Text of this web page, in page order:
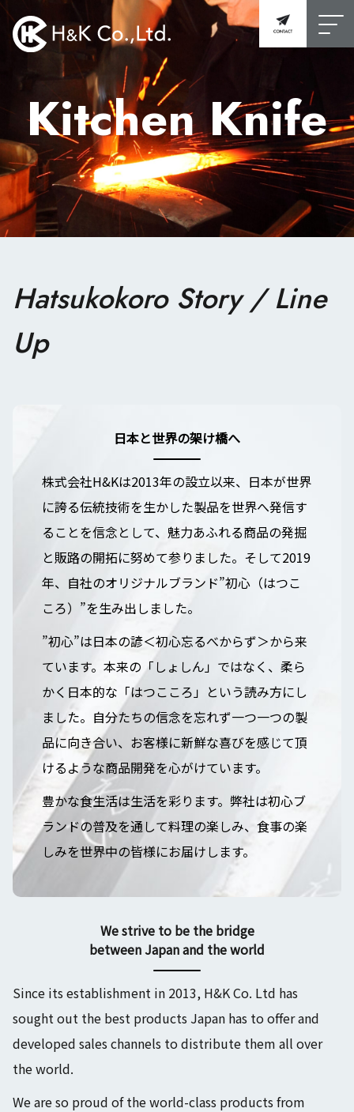
Kitchen Knife
Hatsukokoro Story / Line
Up
日本と世界の架け橋へ
株式会社H&Kは2013年の設立以来、日本が世界
に誇る伝統技術を生かした製品を世界へ発信す
ることを信念として、魅力あふれる商品の発掘
と販路の開拓に努めて参りました。そして2019
年、自社のオリジナルブランド”初心（はつこ
ころ）”を生み出しました。
”初心”は日本の諺＜初心忘るべからず＞から来
ています。本来の「しょしん」ではなく、柔ら
かく日本的な「はつこころ」という読み方にし
ました。自分たちの信念を忘れず一つ一つの製
品に向き合い、お客様に新鮮な喜びを感じて頂
けるような商品開発を心がけています。
豊かな食生活は生活を彩ります。弊社は初心ブ
ランドの普及を通して料理の楽しみ、食事の楽
しみを世界中の皆様にお届けします。
We strive to be the bridge
between Japan and the world
Since its establishment in 2013, H&K Co. Ltd has
sought out the best products Japan has to offer and
developed sales channels to distribute them all over
the world.
We are so proud of the world-class products from